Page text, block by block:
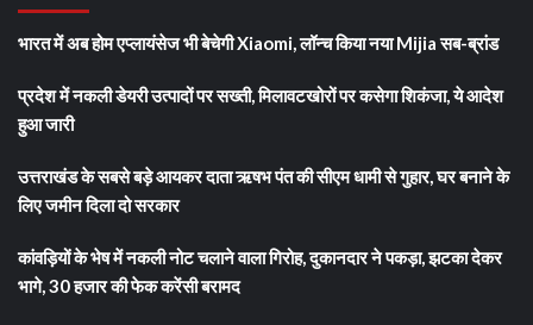
भारत में अब होम एप्लायंसेज भी बेचेगी Xiaomi, लॉन्च किया नया Mijia सब-ब्रांड
प्रदेश में नकली डेयरी उत्पादों पर सख्ती, मिलावटखोरों पर कसेगा शिकंजा, ये आदेश
हुआ जारी
उत्तराखंड के सबसे बड़े आयकर दाता ऋषभ पंत की सीएम धामी से गुहार, घर बनाने के
लिए जमीन दिला दो सरकार
कांवड़ियों के भेष में नकली नोट चलाने वाला गिरोह, दुकानदार ने पकड़ा, झटका देकर
भागे, 30 हजार की फेक करेंसी बरामद